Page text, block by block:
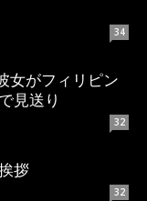
34
女がフィリピン
見送り
32
拶
32